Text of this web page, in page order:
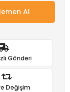
Al
Gönderi
Değişim